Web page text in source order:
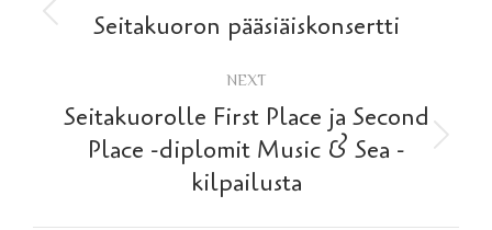
navigation
Previous
Seitakuoron pääsiäiskonsertti
NEXT
Next
post:
Seitakuorolle First Place ja Second
Place -diplomit Music & Sea -
kilpailusta